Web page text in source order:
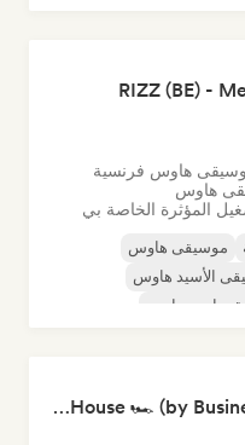
RIZZ (BE) -
هاوس فرنسية
هاوس
المؤثرة الخاصة بي
موسيقى هاوس
الأسيد هاوس
إندي دانس
Rally and Zara House 🏎️ (by Business House Playlists)